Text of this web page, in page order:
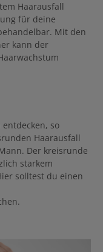
Haarausfall
für deine
Mit den
kann der
so
Haarausfall
Der kreisrunde
starkem
solltest du einen